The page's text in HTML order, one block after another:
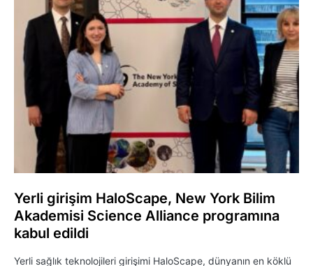
Yerli girişim HaloScape, New York Bilim
Akademisi Science Alliance programına
kabul edildi
Yerli sağlık teknolojileri girişimi HaloScape, dünyanın en köklü